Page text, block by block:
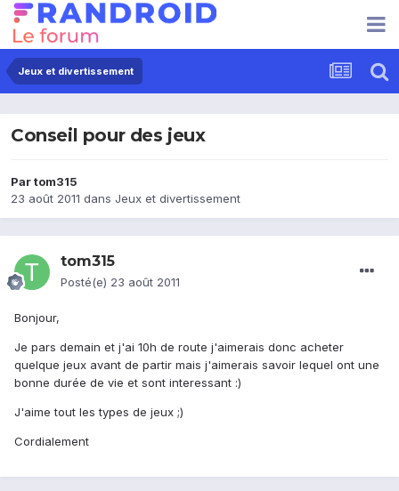
Jeux et divertissement
Conseil pour des jeux
Partom315
23 août 2011 dans Jeux et divertissement
tom315
Posté(e) 23 août 2011
Bonjour,
Je pars demain et j'ai 10h de route j'aimerais donc acheter
quelque jeux avant de partir mais j'aimerais savoir lequel ont une
bonne durée de vie et sont interessant :)
J'aime tout les types de jeux ;)
Cordialement